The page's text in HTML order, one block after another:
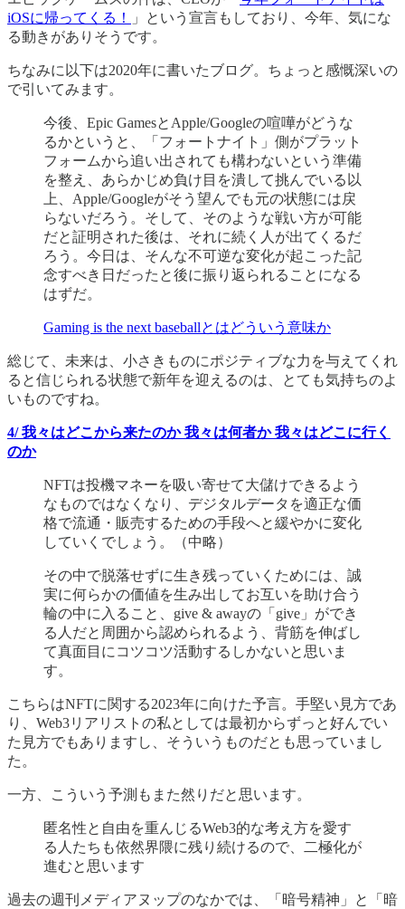
iOSに帰ってくる！
」という宣言もしており、今年、気にな
る動きがありそうです。
ちなみに以下は2020年に書いたブログ。ちょっと感慨深いの
で引いてみます。
今後、Epic GamesとApple/Googleの喧嘩がどうな
るかというと、「フォートナイト」側がプラット
フォームから追い出されても構わないという準備
を整え、あらかじめ負け目を潰して挑んでいる以
上、Apple/Googleがそう望んでも元の状態には戻
らないだろう。そして、そのような戦い方が可能
だと証明された後は、それに続く人が出てくるだ
ろう。今日は、そんな不可逆な変化が起こった記
念すべき日だったと後に振り返られることになる
はずだ。
Gaming is the next baseballとはどういう意味か
総じて、未来は、小さきものにポジティブな力を与えてくれ
ると信じられる状態で新年を迎えるのは、とても気持ちのよ
いものですね。
4/ 我々はどこから来たのか 我々は何者か 我々はどこに行く
のか
NFTは投機マネーを吸い寄せて大儲けできるよう
なものではなくなり、デジタルデータを適正な価
格で流通・販売するための手段へと緩やかに変化
していくでしょう。（中略）
その中で脱落せずに生き残っていくためには、誠
実に何らかの価値を生み出してお互いを助け合う
輪の中に入ること、give & awayの「give」ができ
る人だと周囲から認められるよう、背筋を伸ばし
て真面目にコツコツ活動するしかないと思いま
す。
こちらはNFTに関する2023年に向けた予言。手堅い見方であ
り、Web3リアリストの私としては最初からずっと好んでい
た見方でもありますし、そういうものだとも思っていまし
た。
一方、こういう予測もまた然りだと思います。
匿名性と自由を重んじるWeb3的な考え方を愛す
る人たちも依然界隈に残り続けるので、二極化が
進むと思います
過去の週刊メディアヌップのなかでは、「暗号精神」と「暗